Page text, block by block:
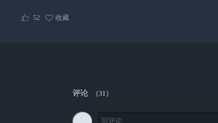
52 收藏
评论 （31 ）